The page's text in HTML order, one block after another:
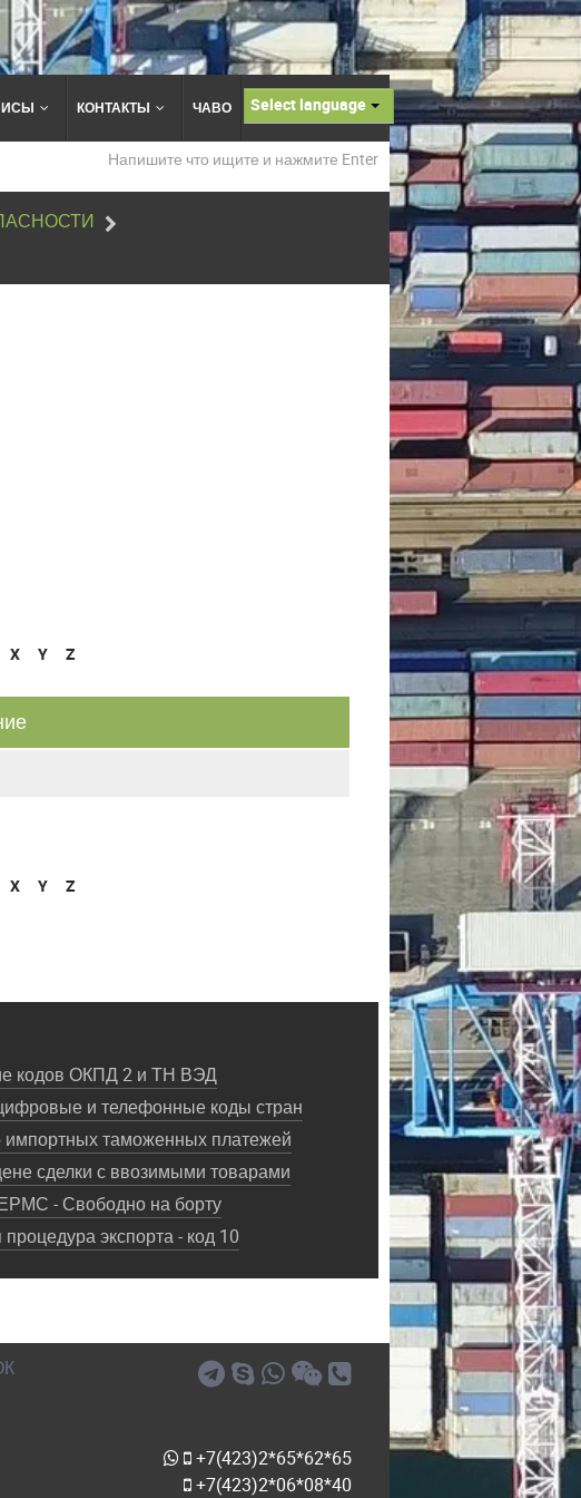
КОНТАКТЫ ЧАВО Select language
сайту
X Y Z
X Y Z
кодов ОКПД 2 и ТН ВЭД
и телефонные коды стран
импортных таможенных платежей
сделки с ввозимыми товарами
- Свободно на борту
экспорта - код 10
+7(423)2*65*62*65
+7(423)2*06*08*40